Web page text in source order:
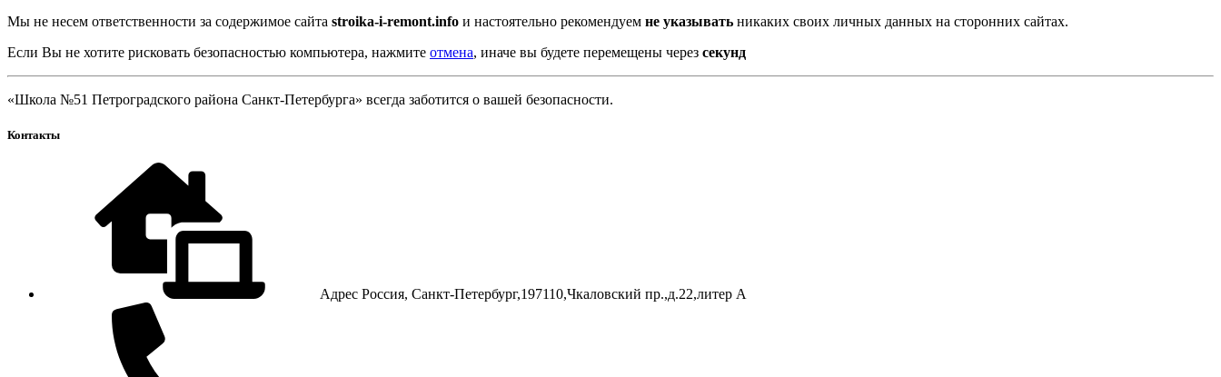
Мы не несем ответственности за содержимое сайта stroika-i-remont.info и настоятельно рекомендуем не указывать никаких своих личных данных на сторонних сайтах.
Если Вы не хотите рисковать безопасностью компьютера, нажмите отмена, иначе вы будете перемещены через секунд
«Школа №51 Петроградского района Санкт-Петербурга» всегда заботится о вашей безопасности.
Контакты
Адрес Россия, Санкт-Петербург,197110,Чкаловский пр.,д.22,литер А